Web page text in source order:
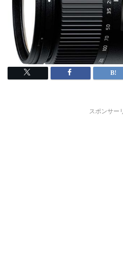
スポンサー